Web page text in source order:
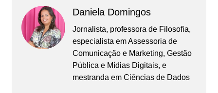
Daniela Domingos
Jornalista, professora de Filosofia,
especialista em Assessoria de
Comunicação e Marketing, Gestão
Pública e Mídias Digitais, e
mestranda em Ciências de Dados